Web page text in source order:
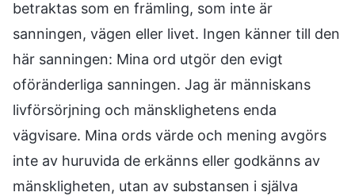
betraktas som en främling, som inte är
sanningen, vägen eller livet. Ingen känner till den
här sanningen: Mina ord utgör den evigt
oföränderliga sanningen. Jag är människans
livförsörjning och mänsklighetens enda
vägvisare. Mina ords värde och mening avgörs
inte av huruvida de erkänns eller godkänns av
mänskligheten, utan av substansen i själva